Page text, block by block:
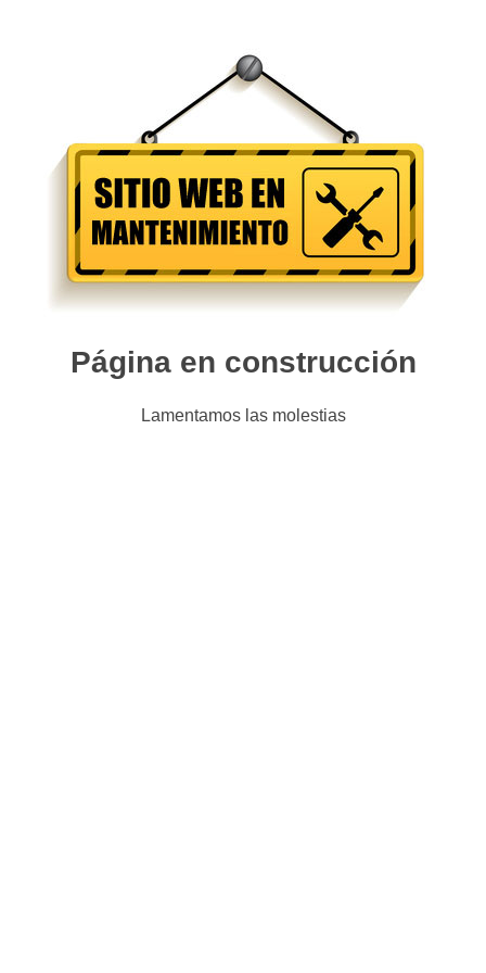
Página en construcción
Lamentamos las molestias